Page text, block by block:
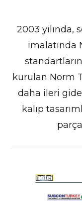
2003 yılında,
imalatında
kurulan Norm
daha ileri
kalıp